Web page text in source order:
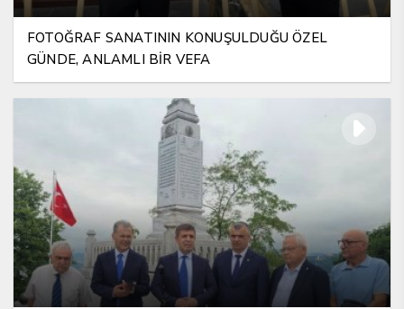
FOTOĞRAF SANATININ KONUŞULDUĞU ÖZEL
GÜNDE, ANLAMLI BİR VEFA